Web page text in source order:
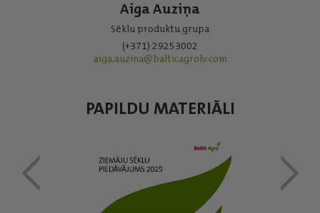
Aiga Auziņa
Sēklu produktu grupa
(+371) 29253002
aiga.auzina@balticagrolv.com
PAPILDU MATERIĀLI